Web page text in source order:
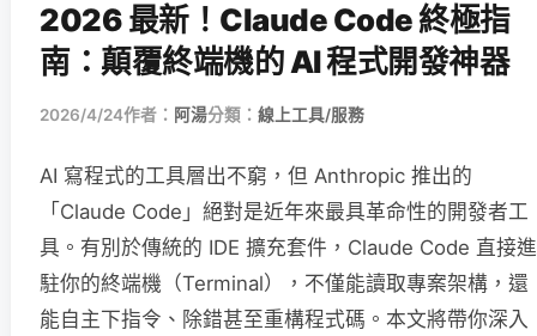
2026 最新！Claude Code 終極指
南：顛覆終端機的 AI 程式開發神器
2026/4/24作者： 阿湯分類： 線上工具/服務
AI 寫程式的工具層出不窮，但 Anthropic 推出的
「Claude Code」絕對是近年來最具革命性的開發者工
具。有別於傳統的 IDE 擴充套件，Claude Code 直接進
駐你的終端機（Terminal），不僅能讀取專案架構，還
能自主下指令、除錯甚至重構程式碼。本文將帶你深入